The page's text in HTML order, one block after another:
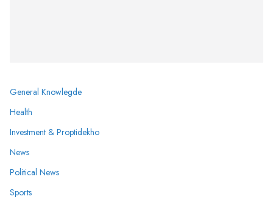
General Knowlegde
Health
Investment & Proptidekho
News
Political News
Sports